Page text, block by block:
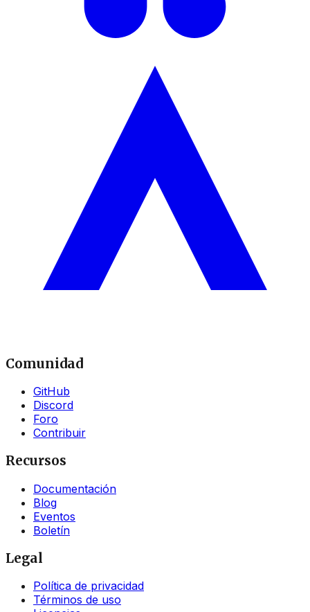
Comunidad
GitHub
Discord
Foro
Contribuir
Recursos
Documentación
Blog
Eventos
Boletín
Legal
Política de privacidad
Términos de uso